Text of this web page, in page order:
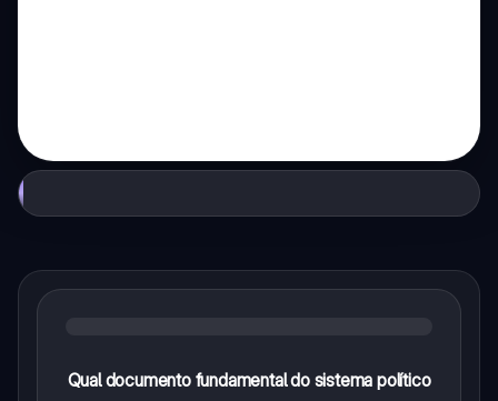
Qual documento fundamental do sistema político